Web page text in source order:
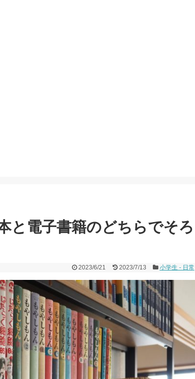
と電子書籍のどちらでそろ
2023/6/21 2023/7/13 小学生 - 日常